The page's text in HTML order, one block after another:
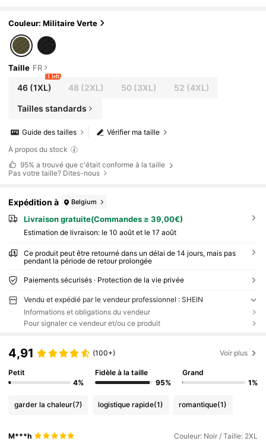
Couleur: Militaire Verte
Taille FR
46(1XL)
1 left
48 (2XL) 50(3XL) 52 (4XL)
Tailles standards
Vérifier ma taille
Guide des tailles
À propos du stock
95% a trouvé que c'était conforme à la taille
Pas votre taille? Dites-nous
Expédition à Belgium
Livraison gratuite(Commandes ≥ 39,00€)
Estimation de livraison: le 10 août et le 17 août
Ce produit peut être retourné dans un délai de 14 jours, mais pas
pendant la période de retour prolongée
Paiements sécurisés · Protection de la vie privée
Vendu et expédié par le vendeur professionnel : SHEIN
Informations et obligations du vendeur
Pour signaler ce vendeur et/ou ce produit
4,91 (100+) Voir plus
Petit
4%
Fidèle à la taille
95%
Grand
1%
garder la chaleur(7) logistique rapide(1) romantique(1)
M***h Couleur: Noir / Taille: 2XL